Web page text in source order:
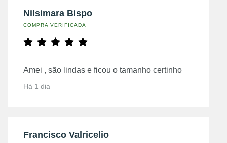
Nilsimara Bispo
COMPRA VERIFICADA
Amei , são lindas e ficou o tamanho certinho
Há 1 dia
Francisco Valricelio